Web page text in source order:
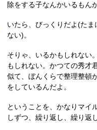
除をする子なんかいるもんか
いたら、びっくりだよ(た
ない)。
そりゃ、いるかもしれない
もしれない。かつての秀才
似て、ぼんくらで整理整頓
をしているんだよ。
ということを、かなりマイ
しずつ、繰り返し、繰り返